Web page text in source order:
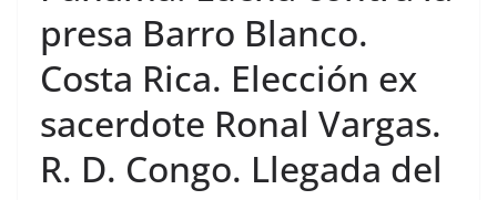
presa Barro Blanco.
Costa Rica. Elección ex
sacerdote Ronal Vargas.
R. D. Congo. Llegada del